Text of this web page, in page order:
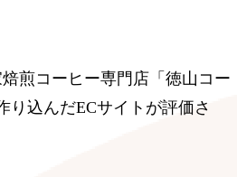
煎コーヒー専門店「徳山コー
り込んだECサイトが評価さ